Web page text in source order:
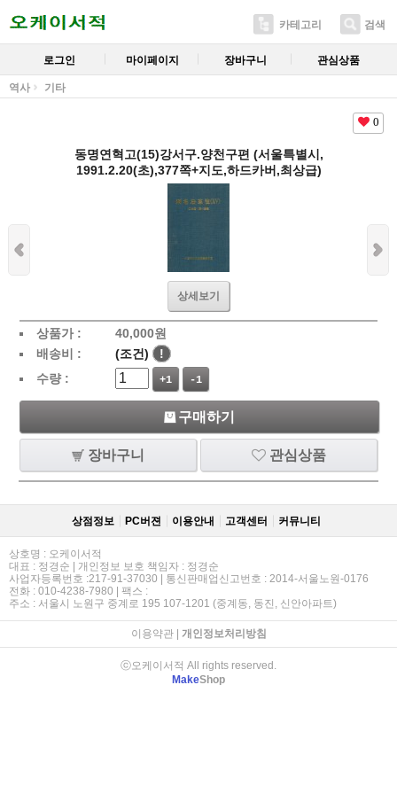
카테고리 검색
로그인 마이페이지 장바구니 관심상품
역사 기타
0
동명연혁고(15)강서구.양천구편 (서울특별시,
1991.2.20(초),377쪽+지도,하드카버,최상급)
상세보기
상품가 : 40,000원
배송비 :
(조건)
!
수량 :
+1 -1
구매하기
장바구니 관심상품
상점정보 PC버젼 이용안내 고객센터 커뮤니티
상호명 : 오케이서적
대표 : 정경순 | 개인정보 보호 책임자 : 정경순
사업자등록번호 :217-91-37030 | 통신판매업신고번호 : 2014-서울노원-0176
전화 : 010-4238-7980 | 팩스 :
주소 : 서울시 노원구 중계로 195 107-1201 (중계동, 동진, 신안아파트)
이용약관| 개인정보처리방침
ⓒ오케이서적 All rights reserved.
MakeShop